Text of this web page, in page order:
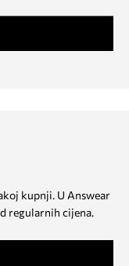
kupnji. U Answear
regularnih cijena.